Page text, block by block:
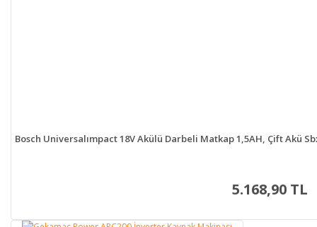
Bosch Universalımpact 18V Akülü Darbeli Matkap 1,5AH, Çift Akü
5.168,90 TL